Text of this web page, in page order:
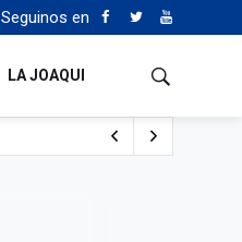
Seguinos en
LA JOAQUI